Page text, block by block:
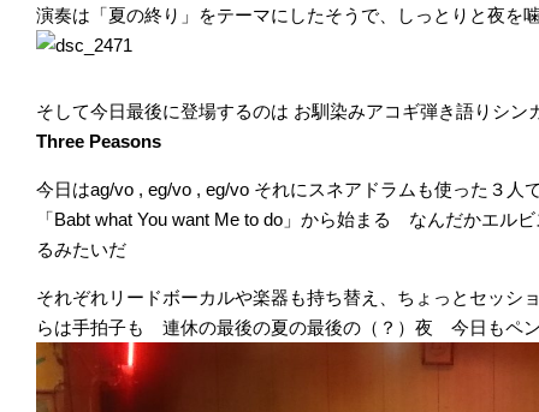
演奏は「夏の終り」をテーマにしたそうで、しっとりと夜を
そして今日最後に登場するのは お馴染みアコギ弾き語りシ
Three Peasons
今日はag/vo , eg/vo , eg/vo それにスネアドラムも使った３
「Babt what You want Me to do」から始まる なんだかエル
るみたいだ
それぞれリードボーカルや楽器も持ち替え、ちょっとセッシ
らは手拍子も 連休の最後の夏の最後の（？）夜 今日もペ